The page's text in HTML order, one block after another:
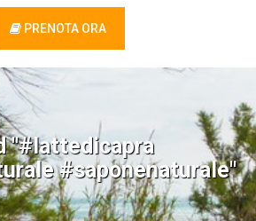
PRENOTA ORA
"#lattedicapra
#saponenaturale"